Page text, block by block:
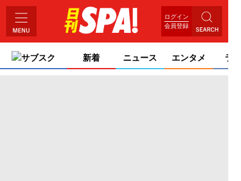
ログイン
会員登録
サブスク 新着 ニュース エンタメ ライ